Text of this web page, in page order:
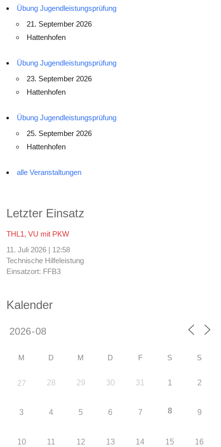
Übung Jugendleistungsprüfung
21. September 2026
Hattenhofen
Übung Jugendleistungsprüfung
23. September 2026
Hattenhofen
Übung Jugendleistungsprüfung
25. September 2026
Hattenhofen
alle Veranstaltungen
Letzter Einsatz
THL1, VU mit PKW
11. Juli 2026 | 12:58
Technische Hilfeleistung
Einsatzort: FFB3
Kalender
M D M D F S S
27 28 29 30 31 1 2
3 4 5 6 7 8 9
10 11 12 13 14 15 16